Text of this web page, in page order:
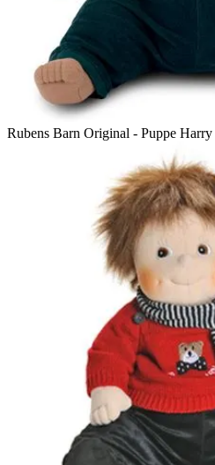
Rubens Barn Original - Puppe Harry